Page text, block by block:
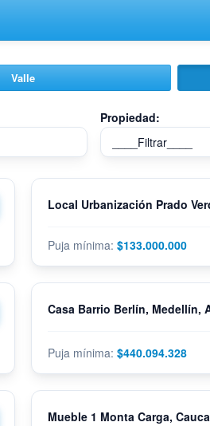
Valle
Propiedad:
$133.000.000
Local Urbanización Prado
$440.094.328
Casa Barrio Berlín, Medellín,
Mueble 1 Monta Carga,